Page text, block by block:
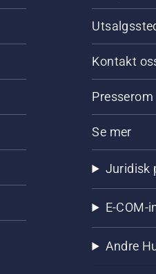
Kontakt
Presserom
Se mer
Juridisk
E-COM-
Andre